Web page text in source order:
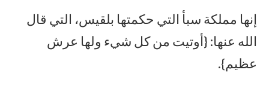
إنها مملكة سبأ التي حكمتها بلقيس، التي قال
الله عنها: {أوتيت من كل شيء ولها عرش
عظيم}.